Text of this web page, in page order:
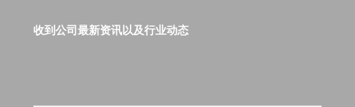
收到公司最新资讯以及行业动态